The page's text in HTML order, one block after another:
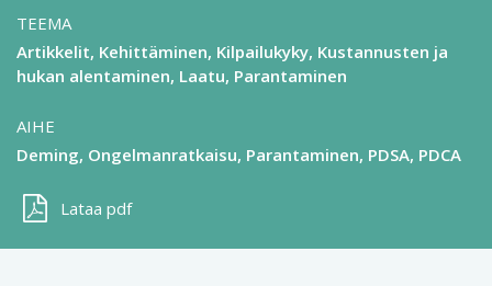
TEEMA
Artikkelit Kehittäminen Kilpailukyky Kustannusten ja
hukan alentaminen Laatu Parantaminen
AIHE
Deming Ongelmanratkaisu Parantaminen PDSA, PDCA
Lataa pdf